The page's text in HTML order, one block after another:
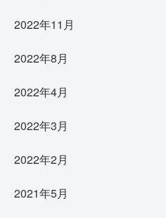
2022年11月
2022年8月
2022年4月
2022年3月
2022年2月
2021年5月